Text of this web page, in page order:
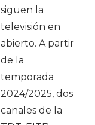
siguen la
televisión en
abierto. A partir
de la
temporada
2024/2025, dos
canales de la